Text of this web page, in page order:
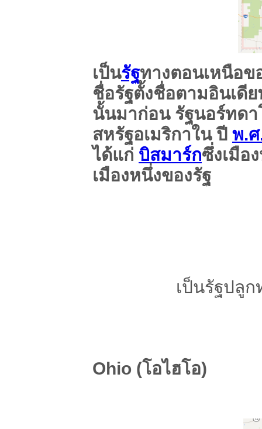
เป็นรัฐทางตอนเหนือข
ชื่อรัฐตั้งชื่อตามอินเดี
นั้นมาก่อน รัฐนอร์ทดา
สหรัฐอเมริกาใน ปี พ.ศ
ได้แก่ บิสมาร์กซึ่งเมือ
เมืองหนึ่งของรัฐ
เป็นรัฐปลู
Ohio (โอไฮโอ)